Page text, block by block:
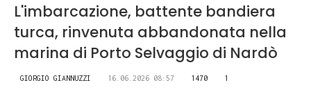
L'imbarcazione, battente bandiera
turca, rinvenuta abbandonata nella
marina di Porto Selvaggio di Nardò
GIORGIO GIANNUZZI 16.06.2026 08:57 1470 1